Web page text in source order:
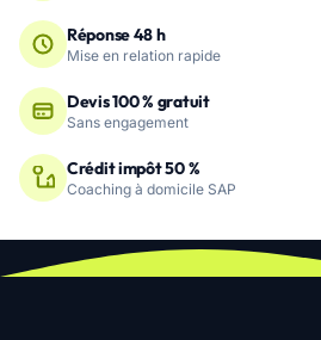
Réponse 48 h
Mise en relation rapide
Devis 100 % gratuit
Sans engagement
Crédit impôt 50 %
Coaching à domicile SAP